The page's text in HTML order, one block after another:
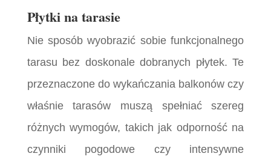
Płytki na tarasie
Nie sposób wyobrazić sobie funkcjonalnego
tarasu bez doskonale dobranych płytek. Te
przeznaczone do wykańczania balkonów czy
właśnie tarasów muszą spełniać szereg
różnych wymogów, takich jak odporność na
czynniki pogodowe czy intensywne